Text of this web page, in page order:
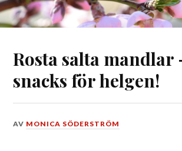
Rosta salta mandlar
snacks för helgen!
DEN
AV MONICA SÖDERSTRÖM